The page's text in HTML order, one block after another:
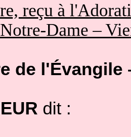
reçu à
Dame –
de l'Évangile
dit :